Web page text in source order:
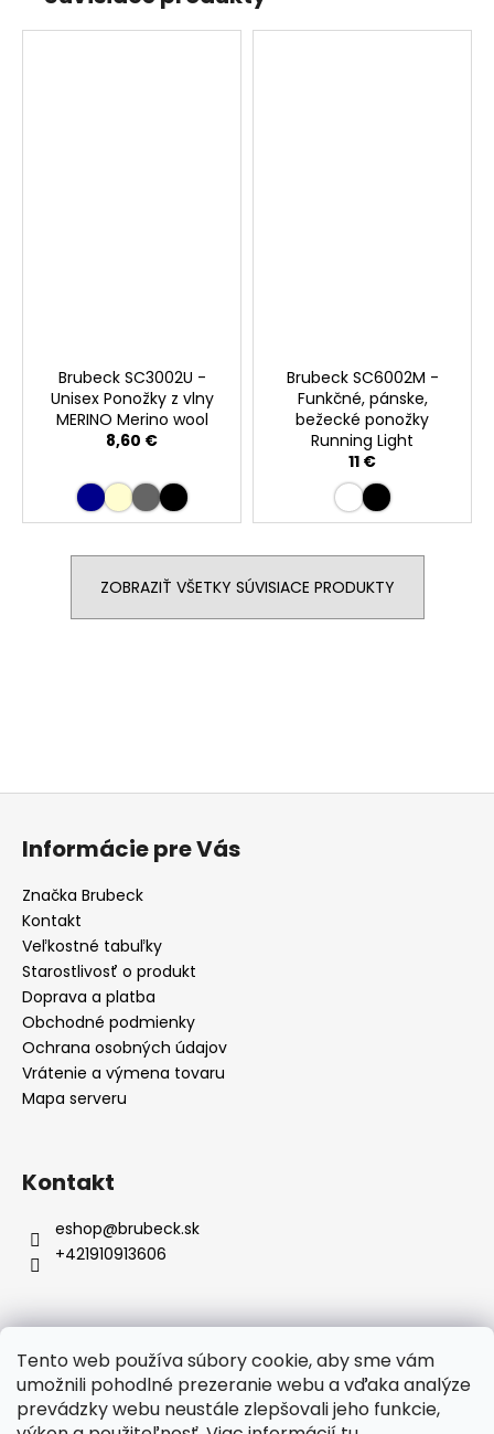
Tento web používa súbory cookie, aby sme vám
umožnili pohodlné prezeranie webu a vďaka analýze
prevádzky webu neustále zlepšovali jeho funkcie,
Brubeck SC3002U -
Unisex Ponožky z vlny
MERINO Merino wool
8,60 €
Brubeck SC6002M -
Funkčné, pánske,
bežecké ponožky
Running Light
11 €
ZOBRAZIŤ VŠETKY SÚVISIACE PRODUKTY
Z
Informácie pre Vás
Značka Brubeck
Kontakt
Veľkostné tabuľky
Starostlivosť o produkt
Doprava a platba
Obchodné podmienky
Ochrana osobných údajov
Vrátenie a výmena tovaru
Mapa serveru
Kontakt
eshop@brubeck.sk
+421910913606
Prijímame online platby